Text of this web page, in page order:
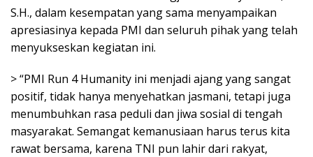
S.H., dalam kesempatan yang sama menyampaikan
apresiasinya kepada PMI dan seluruh pihak yang telah
menyukseskan kegiatan ini.
> “PMI Run 4 Humanity ini menjadi ajang yang sangat
positif, tidak hanya menyehatkan jasmani, tetapi juga
menumbuhkan rasa peduli dan jiwa sosial di tengah
masyarakat. Semangat kemanusiaan harus terus kita
rawat bersama, karena TNI pun lahir dari rakyat,